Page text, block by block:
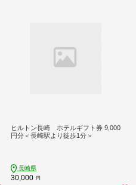
ヒルトン長崎 ホテルギフト券 9,000
円分＜長崎駅より徒歩1分＞
長崎県
30,000 円